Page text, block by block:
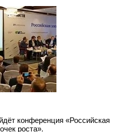
конференция «Российская
роста».